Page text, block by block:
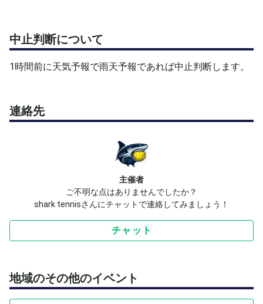
中止判断について
1時間前に天気予報で雨天予報であれば中止判断します。
連絡先
主催者
ご不明な点はありませんでしたか？
shark tennisさんにチャットで連絡してみましょう！
チャット
地域のその他のイベント